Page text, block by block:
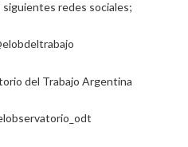
redes sociales;
del Trabajo Argentina